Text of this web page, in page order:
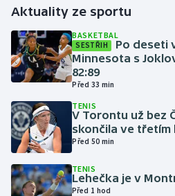
Golf
Gymnastika
Házená
Jezdectví
Judo
Krasobruslení
Aktuality ze sportu
BASKETBAL
SESTŘIH
Po deseti
Minnesota s
82:89
Před 33 min
TENIS
V Torontu už bez
skončila ve třetím
Před 50 min
TENIS
Lehečka je v
Před 1 hod